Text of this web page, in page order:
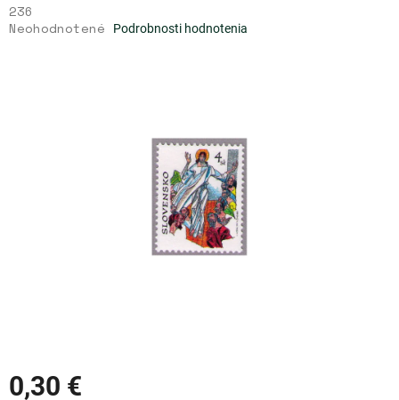
236
Priemerné
Neohodnotené Podrobnosti hodnotenia
0,30 €